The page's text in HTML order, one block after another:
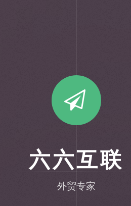
六六互联
外贸专家